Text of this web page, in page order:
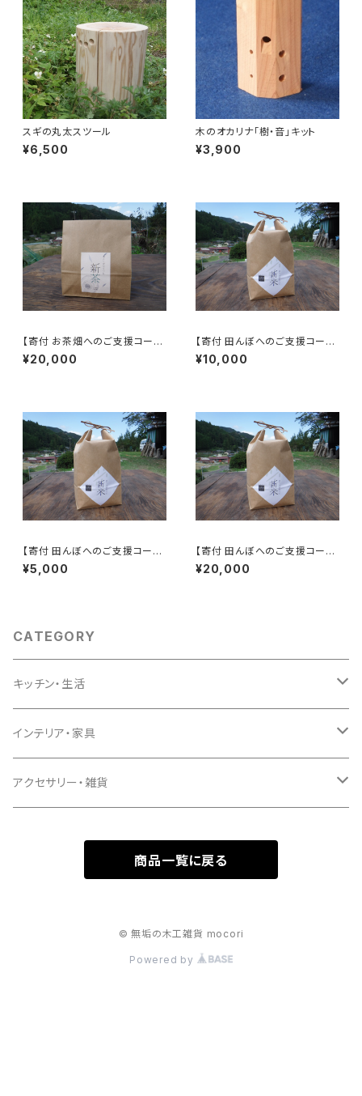
スギの丸太スツール
¥6,500
木のオカリナ「樹・音」キット
¥3,900
【寄付 お茶畑へのご支援コー
ス】「木こりがつくったお茶」480
グラム
¥20,000
【寄付 田んぼへのご支援コー
ス】「木こりがつくったお米」5キ
ロ
¥10,000
【寄付 田んぼへのご支援コー
ス】「木こりがつくったお米」2キ
ロ
¥5,000
【寄付 田んぼへのご支援コー
ス】「木こりがつくったお米」10キ
ロ
¥20,000
CATEGORY
キッチン・生活
キッチン
生活
インテリア・家具
インテリア
アクセサリー・雑貨
商品一覧に戻る
© 無垢の木工雑貨 mocori
Powered by